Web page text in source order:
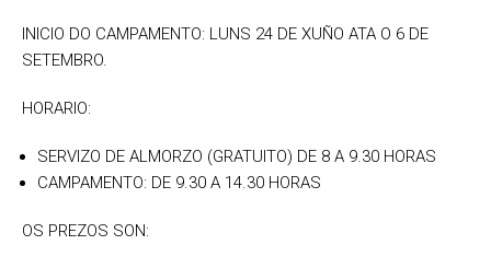
INICIO DO CAMPAMENTO: LUNS 24 DE XUÑO ATA O 6 DE
SETEMBRO.
HORARIO:
SERVIZO DE ALMORZO (GRATUITO) DE 8 A 9.30 HORAS
CAMPAMENTO: DE 9.30 A 14.30 HORAS
OS PREZOS SON: